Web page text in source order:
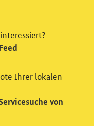
Ihre Einwilligung für
Webseite: Wir
Ihrer lokalen
von